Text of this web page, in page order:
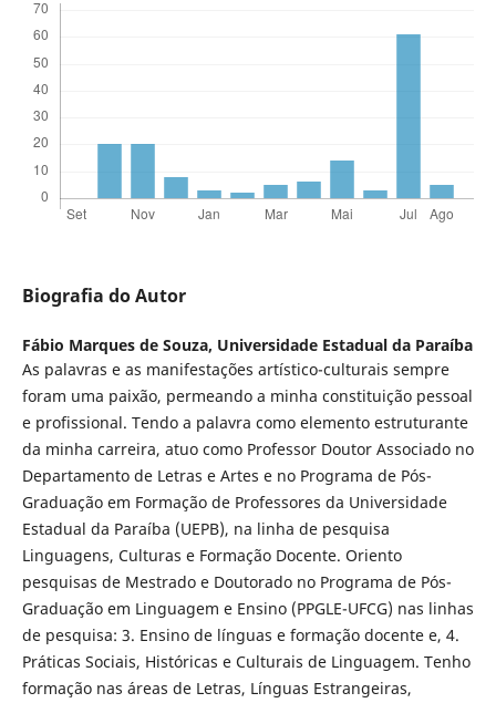
Biografia do Autor
Fábio Marques de Souza, Universidade Estadual da Paraíba
As palavras e as manifestações artístico-culturais sempre
foram uma paixão, permeando a minha constituição pessoal
e profissional. Tendo a palavra como elemento estruturante
da minha carreira, atuo como Professor Doutor Associado no
Departamento de Letras e Artes e no Programa de Pós-
Graduação em Formação de Professores da Universidade
Estadual da Paraíba (UEPB), na linha de pesquisa
Linguagens, Culturas e Formação Docente. Oriento
pesquisas de Mestrado e Doutorado no Programa de Pós-
Graduação em Linguagem e Ensino (PPGLE-UFCG) nas linhas
de pesquisa: 3. Ensino de línguas e formação docente e, 4.
Práticas Sociais, Históricas e Culturais de Linguagem. Tenho
formação nas áreas de Letras, Línguas Estrangeiras,